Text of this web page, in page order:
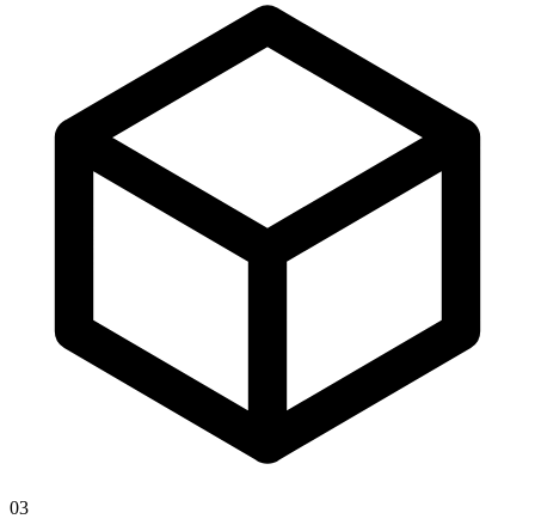
03